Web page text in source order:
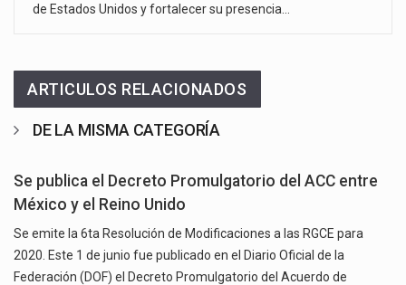
de Estados Unidos y fortalecer su presencia…
ARTICULOS RELACIONADOS
DE LA MISMA CATEGORÍA
Se publica el Decreto Promulgatorio del ACC entre
México y el Reino Unido
Se emite la 6ta Resolución de Modificaciones a las RGCE para
2020. Este 1 de junio fue publicado en el Diario Oficial de la
Federación (DOF) el Decreto Promulgatorio del Acuerdo de